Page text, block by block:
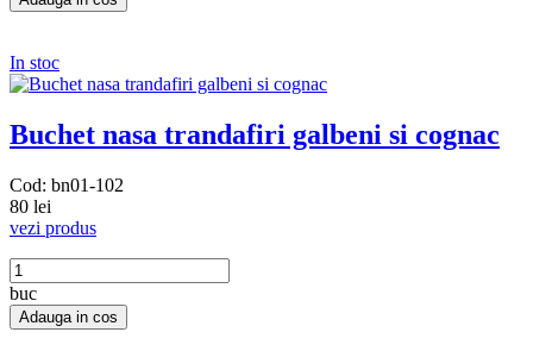
In stoc
Buchet nasa trandafiri galbeni si cognac
Cod: bn01-102
80 lei
vezi produs
buc